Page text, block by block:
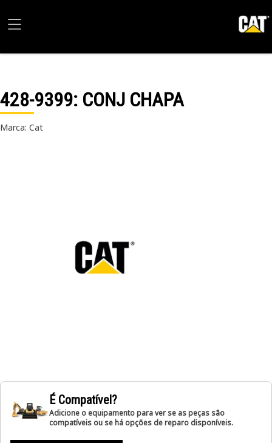
428-9399: CONJ CHAPA
Marca: Cat
É Compatível?
Adicione o equipamento para ver se as peças são
compatíveis ou se há opções de reparo disponíveis.